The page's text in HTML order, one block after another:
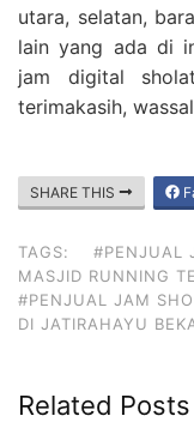
utara, selatan,
lain yang ada di
jam digital
terimakasih,
SHARE THIS
TAGS:
#PENJUAL
MASJID RUNNING
#PENJUAL JAM
DI JATIRAHAYU
Related Posts